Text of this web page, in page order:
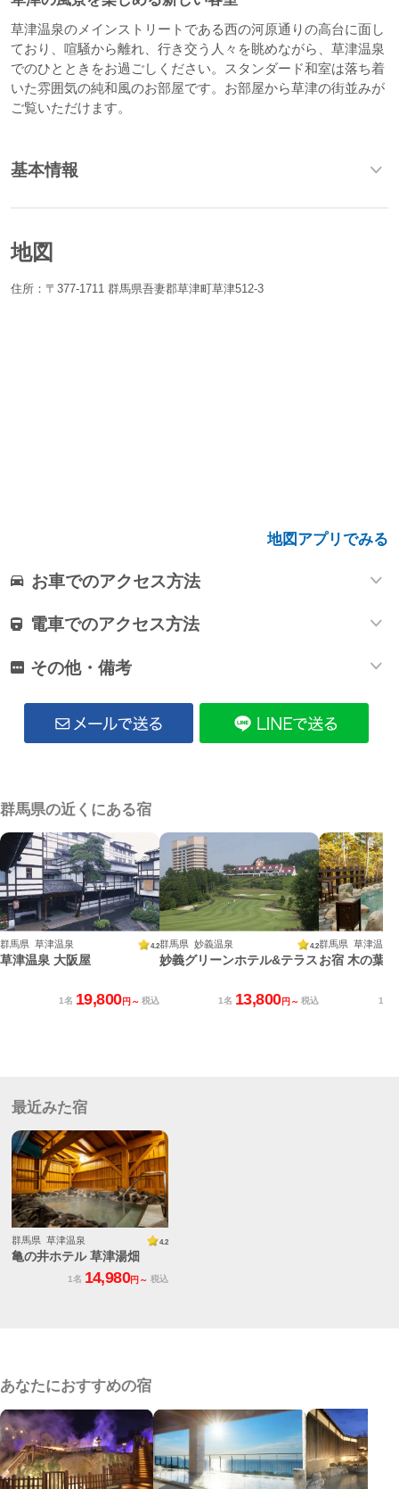
草津温泉のメインストリートである西の河原通りの高台に面し
ており、喧騒から離れ、行き交う人々を眺めながら、草津温泉
でのひとときをお過ごしください。スタンダード和室は落ち着
いた雰囲気の純和風のお部屋です。お部屋から草津の街並みが
ご覧いただけます。
基本情報
地図
住所：〒377-1711 群馬県吾妻郡草津町草津512-3
地図アプリでみる
お車でのアクセス方法
電車でのアクセス方法
その他・備考
群馬県の近くにある宿
群馬県 草津温泉 4.2
草津温泉 大阪屋
1名 19,800円～ 税込
群馬県 妙義温泉 4.2
妙義グリーンホテル&テラス
1名 13,800円～ 税込
群馬県 草津温泉
お宿 木の葉(
1名
最近みた宿
群馬県 草津温泉 4.2
亀の井ホテル 草津湯畑
1名 14,980円～ 税込
あなたにおすすめの宿